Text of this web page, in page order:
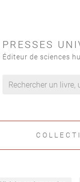
PRESSES
Éditeur de sciences